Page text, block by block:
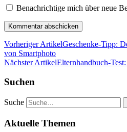
Benachrichtige mich über neue
Vorheriger ArtikelGeschenke-Tipp:
von Smartphoto
Nächster ArtikelElternhandbuch-
Suchen
Suche
Aktuelle Themen